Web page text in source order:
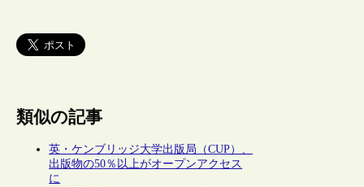
類似の記事
英・ケンブリッジ大学出版局（CUP）、
出版物の50％以上がオープンアクセス
に